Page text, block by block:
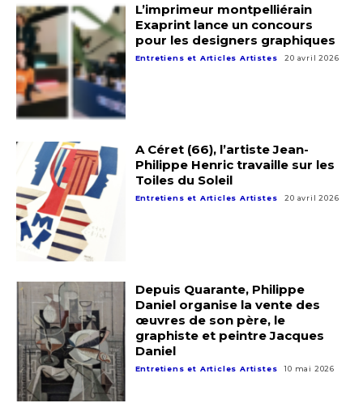
L’imprimeur montpelliérain
Exaprint lance un concours
pour les designers graphiques
Entretiens et Articles Artistes 20 avril 2026
A Céret (66), l’artiste Jean-
Philippe Henric travaille sur les
Toiles du Soleil
Entretiens et Articles Artistes 20 avril 2026
Depuis Quarante, Philippe
Daniel organise la vente des
œuvres de son père, le
graphiste et peintre Jacques
Daniel
Entretiens et Articles Artistes 10 mai 2026